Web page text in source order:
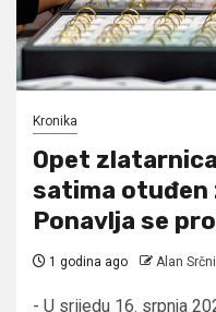
Kronika
Opet
satima
Ponavlja se
1 godina ago Alan
- U srijedu 16. srpnja